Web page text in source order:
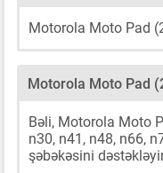
Motorola Moto Pad
Motorola Moto Pad
Bəli, Motorola Moto
n30, n41, n48, n66,
şəbəkəsini